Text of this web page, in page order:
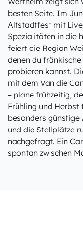
besten Seite. Im
Altstadtfest mit
Spezialitäten in die
feiert die Region
denen du
probieren kannst.
mit dem Van die
– plane frühzeitig,
Frühling und
besonders
und die Stellplätze
nachgefragt. Ein
spontan zwischen